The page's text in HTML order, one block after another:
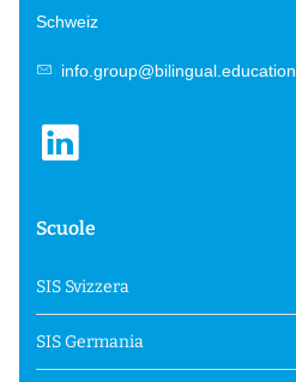
Schweiz
info.group@bilingual.education
Scuole
SIS Svizzera
SIS Germania